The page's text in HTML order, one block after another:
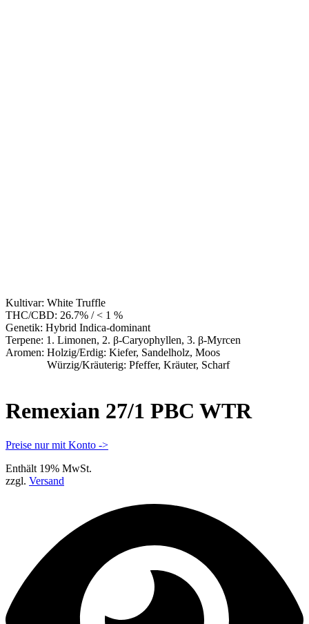
Kultivar: White Truffle
THC/CBD: 26.7% / < 1 %
Genetik: Hybrid Indica-dominant
Terpene: 1. Limonen, 2. β-Caryophyllen, 3. β-Myrcen
Aromen: Holzig/Erdig: Kiefer, Sandelholz, Moos
Würzig/Kräuterig: Pfeffer, Kräuter, Scharf
Remexian 27/1 PBC WTR
Preise nur mit Konto ->
Enthält 19% MwSt.
zzgl. Versand